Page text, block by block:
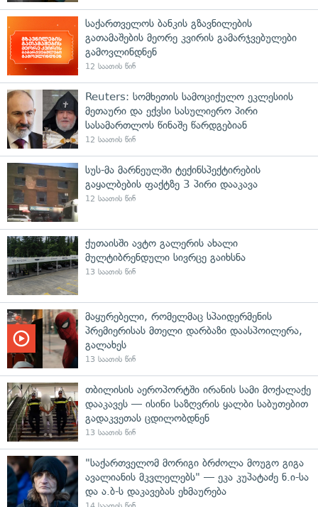
საქართველოს ბანკის გზავნილების
გათამაშების მეორე კვირის გამარჯვებულები
გამოვლინდნენ
12 საათის წინ
Reuters: სომხეთის სამოციქულო ეკლესიის
მეთაური და ექვსი სასულიერო პირი
სასამართლოს წინაშე წარდგებიან
12 საათის წინ
სუს-მა მარნეულში ტექინსპექტირების
გაყალბების ფაქტზე 3 პირი დააკავა
12 საათის წინ
ქუთაისში ავტო გალერის ახალი
მულტიბრენდული სივრცე გაიხსნა
13 საათის წინ
მაყურებელი, რომელმაც სპაიდერმენის
პრემიერისას მთელი დარბაზი დაასპოილერა,
გალახეს
13 საათის წინ
თბილისის აეროპორტში ირანის სამი მოქალაქე
დააკავეს — ისინი საზღვრის ყალბი საბუთებით
გადაკვეთას ცდილობდნენ
13 საათის წინ
"საქართველომ მორიგი ბრძოლა მოუგო გიგა
ავალიანის მკვლელებს" — ეკა კუპატაძე ნ.ი-სა
და ა.ბ-ს დაკავებას ეხმაურება